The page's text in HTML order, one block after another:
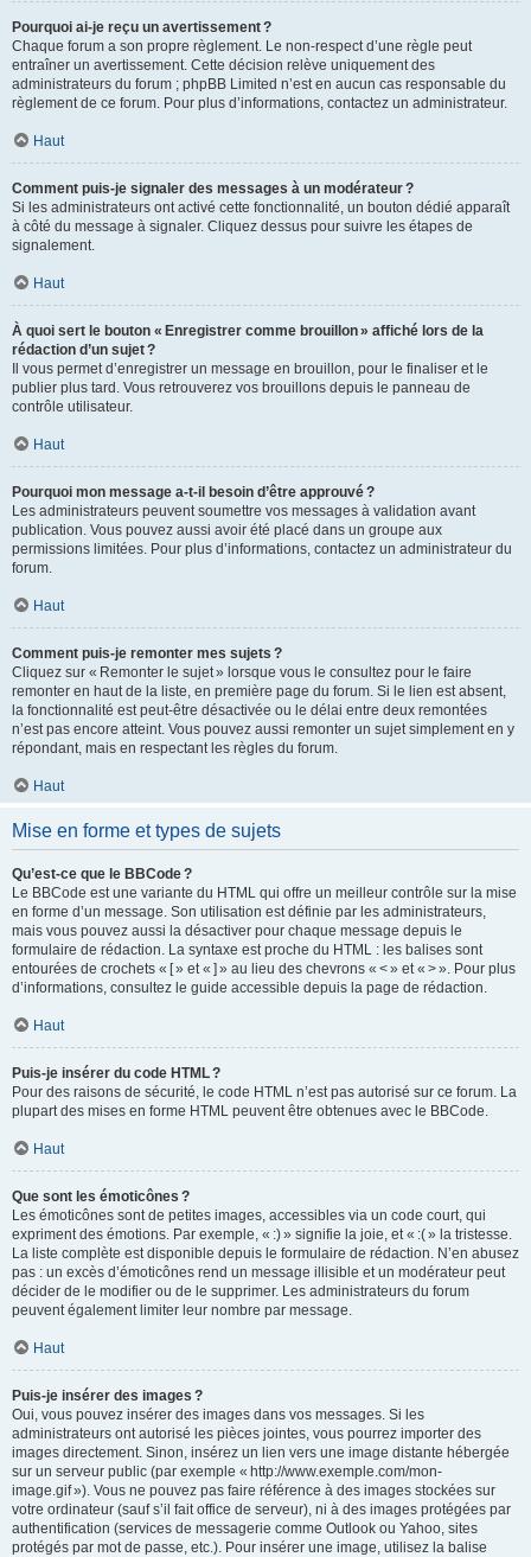
Pourquoi ai-je reçu un avertissement ?
Chaque forum a son propre règlement. Le non-respect d’une règle peut
entraîner un avertissement. Cette décision relève uniquement des
administrateurs du forum ; phpBB Limited n’est en aucun cas responsable du
règlement de ce forum. Pour plus d’informations, contactez un administrateur.
Haut
Comment puis-je signaler des messages à un modérateur ?
Si les administrateurs ont activé cette fonctionnalité, un bouton dédié apparaît
à côté du message à signaler. Cliquez dessus pour suivre les étapes de
signalement.
Haut
À quoi sert le bouton « Enregistrer comme brouillon » affiché lors de la
rédaction d’un sujet ?
Il vous permet d’enregistrer un message en brouillon, pour le finaliser et le
publier plus tard. Vous retrouverez vos brouillons depuis le panneau de
contrôle utilisateur.
Haut
Pourquoi mon message a-t-il besoin d’être approuvé ?
Les administrateurs peuvent soumettre vos messages à validation avant
publication. Vous pouvez aussi avoir été placé dans un groupe aux
permissions limitées. Pour plus d’informations, contactez un administrateur du
forum.
Haut
Comment puis-je remonter mes sujets ?
Cliquez sur « Remonter le sujet » lorsque vous le consultez pour le faire
remonter en haut de la liste, en première page du forum. Si le lien est absent,
la fonctionnalité est peut-être désactivée ou le délai entre deux remontées
n’est pas encore atteint. Vous pouvez aussi remonter un sujet simplement en y
répondant, mais en respectant les règles du forum.
Haut
Mise en forme et types de sujets
Qu’est-ce que le BBCode ?
Le BBCode est une variante du HTML qui offre un meilleur contrôle sur la mise
en forme d’un message. Son utilisation est définie par les administrateurs,
mais vous pouvez aussi la désactiver pour chaque message depuis le
formulaire de rédaction. La syntaxe est proche du HTML : les balises sont
entourées de crochets « [ » et « ] » au lieu des chevrons « < » et « > ». Pour plus
d’informations, consultez le guide accessible depuis la page de rédaction.
Haut
Puis-je insérer du code HTML ?
Pour des raisons de sécurité, le code HTML n’est pas autorisé sur ce forum. La
plupart des mises en forme HTML peuvent être obtenues avec le BBCode.
Haut
Que sont les émoticônes ?
Les émoticônes sont de petites images, accessibles via un code court, qui
expriment des émotions. Par exemple, « :) » signifie la joie, et « :( » la tristesse.
La liste complète est disponible depuis le formulaire de rédaction. N’en abusez
pas : un excès d’émoticônes rend un message illisible et un modérateur peut
décider de le modifier ou de le supprimer. Les administrateurs du forum
peuvent également limiter leur nombre par message.
Haut
Puis-je insérer des images ?
Oui, vous pouvez insérer des images dans vos messages. Si les
administrateurs ont autorisé les pièces jointes, vous pourrez importer des
images directement. Sinon, insérez un lien vers une image distante hébergée
sur un serveur public (par exemple « http://www.exemple.com/mon-
image.gif »). Vous ne pouvez pas faire référence à des images stockées sur
votre ordinateur (sauf s’il fait office de serveur), ni à des images protégées par
authentification (services de messagerie comme Outlook ou Yahoo, sites
protégés par mot de passe, etc.). Pour insérer une image, utilisez la balise